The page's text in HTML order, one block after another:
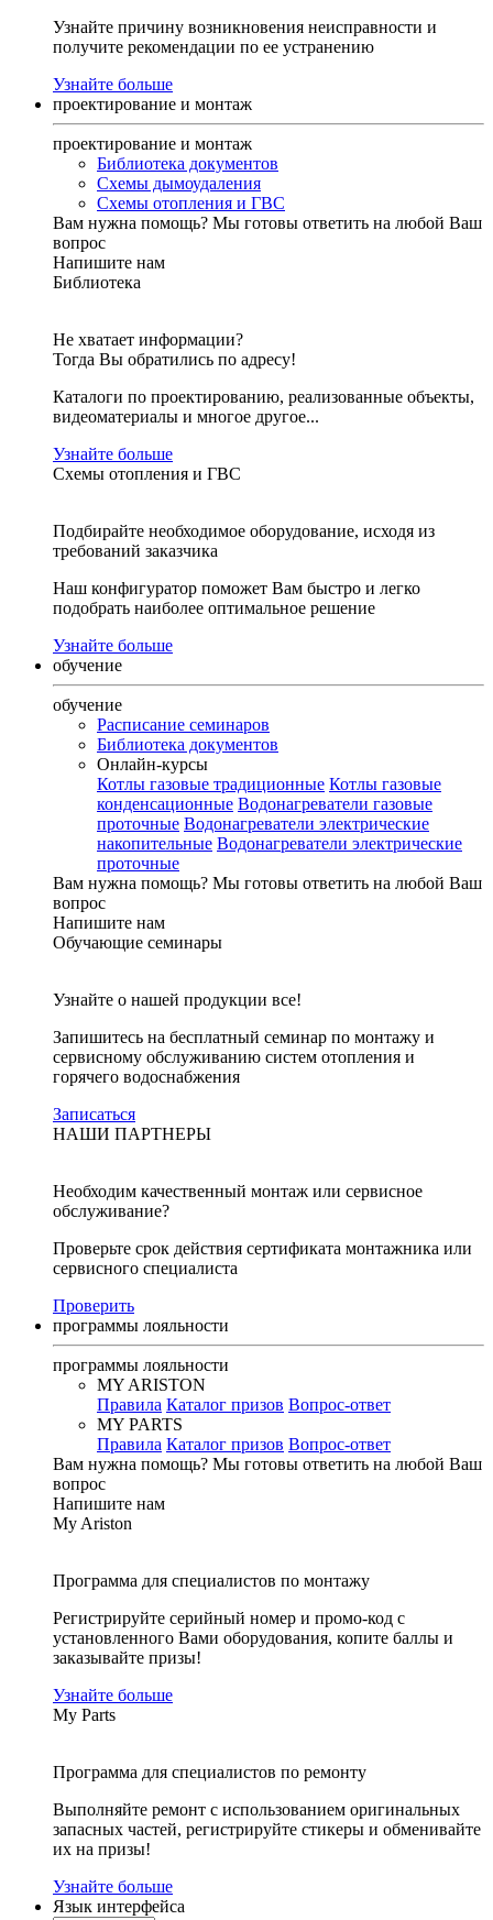
Узнайте причину возникновения неисправности и
получите рекомендации по ее устранению
Узнайте больше
проектирование и монтаж
проектирование и монтаж
Библиотека документов
Схемы дымоудаления
Схемы отопления и ГВС
Вам нужна помощь? Мы готовы ответить на любой Ваш
вопрос
Напишите нам
Библиотека
Не хватает информации?
Тогда Вы обратились по адресу!
Каталоги по проектированию, реализованные объекты,
видеоматериалы и многое другое...
Узнайте больше
Схемы отопления и ГВС
Подбирайте необходимое оборудование, исходя из
требований заказчика
Наш конфигуратор поможет Вам быстро и легко
подобрать наиболее оптимальное решение
Узнайте больше
обучение
обучение
Расписание семинаров
Библиотека документов
Онлайн-курсы
Котлы газовые традиционные Котлы газовые
конденсационные Водонагреватели газовые
проточные Водонагреватели электрические
накопительные Водонагреватели электрические
проточные
Вам нужна помощь? Мы готовы ответить на любой Ваш
вопрос
Напишите нам
Обучающие семинары
Узнайте о нашей продукции все!
Запишитесь на бесплатный семинар по монтажу и
сервисному обслуживанию систем отопления и
горячего водоснабжения
Записаться
НАШИ ПАРТНЕРЫ
Необходим качественный монтаж или сервисное
обслуживание?
Проверьте срок действия сертификата монтажника или
сервисного специалиста
Проверить
программы лояльности
программы лояльности
MY ARISTON
Правила Каталог призов Вопрос-ответ
MY PARTS
Правила Каталог призов Вопрос-ответ
Вам нужна помощь? Мы готовы ответить на любой Ваш
вопрос
Напишите нам
My Ariston
Программа для специалистов по монтажу
Регистрируйте серийный номер и промо-код с
установленного Вами оборудования, копите баллы и
заказывайте призы!
Узнайте больше
My Parts
Программа для специалистов по ремонту
Выполняйте ремонт с использованием оригинальных
запасных частей, регистрируйте стикеры и обменивайте
их на призы!
Узнайте больше
Язык интерфейса